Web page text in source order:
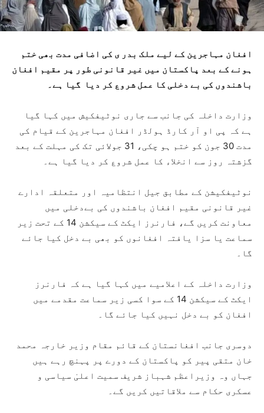
افغان مہاجرین کے لیے ملک بدر ی کی اضافی مدت بھی ختم
ہونے کے بعد پاکستان میں غیر قانونی طور پر مقیم افغان
باشندوں کی بے دخلی کا عمل شروع کر دیا گیا ہے۔
وزارت داخلہ کی جانب سے جاری نوٹیفکیش میں کہا گیا
ہے کہ پی او آر کارڈ ہولڈر افغان مہاجرین کے قیام کی
مدت 30 جون کو ختم ہو چکی، 31 جولائی تک کی مہلت کے بعد
گزشتہ روز سے انخلاء کا عمل شروع کر دیا گیا ہے۔
نوٹیفکیشن کے مطابق جیل انتظامیہ اور متعلقہ ادارے
غیر قانونی مقیم افغان باشندوں کی بےدخلی میں
معاونت کریں گے، فارنرز ایکٹ کے سیکشن 14 کے تحت زیر
سماعت یا سزا یافتہ افغانوں کو بھی بے دخل کیا جائے
گا۔
وزارت داخلہ کے اعلامیے میں کہا گیا ہے کہ فارنرز
ایکٹ کے سیکشن 14 کے سوا کسی زیر سماعت مقدمے میں
افغان کو بے دخل نہیں کیا جائے گا۔
دوسری جانب افغانستان کے قائم مقام وزیر خارجہ محمد
خان متقی پیر کو پاکستان کے دورے پر پہنچ رہے ہیں
جہاں وہ وزیراعظم شہباز شریف سمیت اعلیٰ سیاسی و
عسکری حکام سے ملاقاتیں کریں گے۔